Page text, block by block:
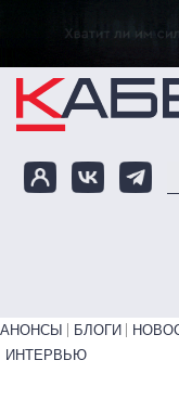
Перейти к
Primary links bottom
АНОНСЫ БЛОГИ
ИНТЕРВЬЮ